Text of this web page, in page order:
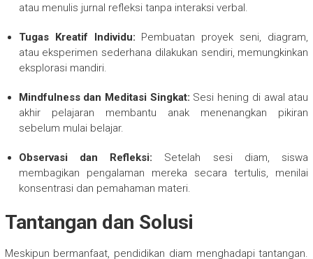
atau menulis jurnal refleksi tanpa interaksi verbal.
Tugas Kreatif Individu: Pembuatan proyek seni, diagram,
atau eksperimen sederhana dilakukan sendiri, memungkinkan
eksplorasi mandiri.
Mindfulness dan Meditasi Singkat: Sesi hening di awal atau
akhir pelajaran membantu anak menenangkan pikiran
sebelum mulai belajar.
Observasi dan Refleksi: Setelah sesi diam, siswa
membagikan pengalaman mereka secara tertulis, menilai
konsentrasi dan pemahaman materi.
Tantangan dan Solusi
Meskipun bermanfaat, pendidikan diam menghadapi tantangan.